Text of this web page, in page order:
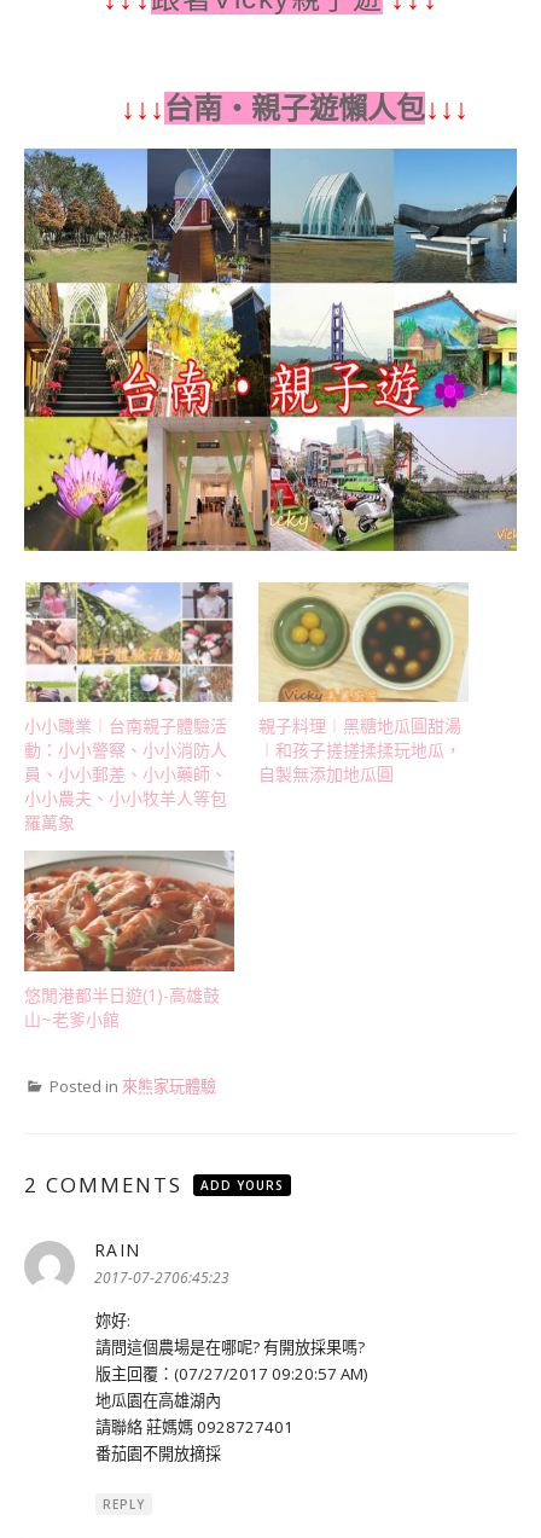
↓ ↓↓台南‧親子遊懶人包↓↓ ↓
小小職業︱台南親子體驗活
動：小小警察、小小消防人
員、小小郵差、小小藥師、
小小農夫、小小牧羊人等包
羅萬象
親子料理︱黑糖地瓜圓甜湯
︱和孩子搓搓揉揉玩地瓜，
自製無添加地瓜圓
悠閒港都半日遊(1)-高雄鼓
山~老爹小館
Posted in 來熊家玩體驗
2 COMMENTS ADD YOURS
RAIN
示:
2017-07-2706:45:23
妳好:
請問這個農場是在哪呢? 有開放採果嗎?
版主回覆：(07/27/2017 09:20:57 AM)
地瓜園在高雄湖內
請聯絡 莊媽媽 0928727401
番茄園不開放摘採
REPLY